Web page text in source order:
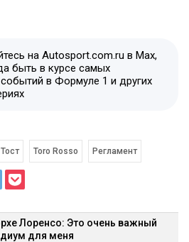
на Autosport.com.ru в Max,
быть в курсе самых
в Формуле 1 и других
Toro Rosso Регламент
Лоренсо: Это очень важный
для меня